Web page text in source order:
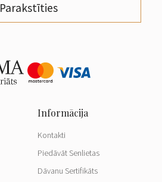
Parakstīties
Kontakti
Piedāvāt Senlietas
Dāvanu Sertifikāts